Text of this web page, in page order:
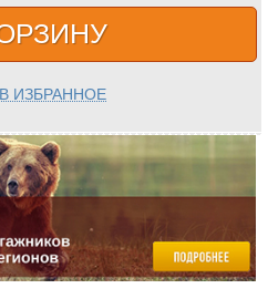
В ИЗБРАННОЕ